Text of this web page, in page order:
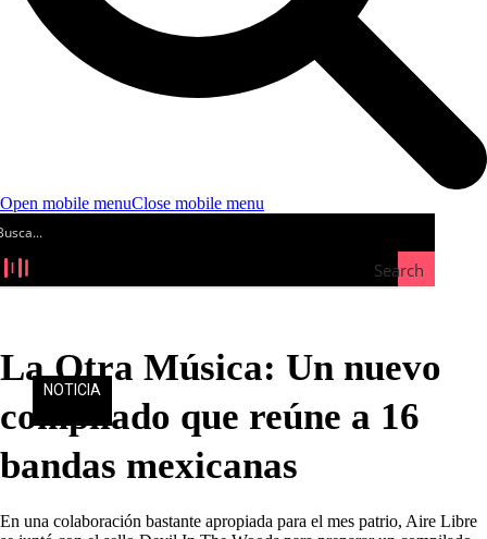
Open mobile menuClose mobile menu
Search
NOTICIA
La Otra Música: Un nuevo
compilado que reúne a 16
bandas mexicanas
En una colaboración bastante apropiada para el mes patrio, Aire Libre